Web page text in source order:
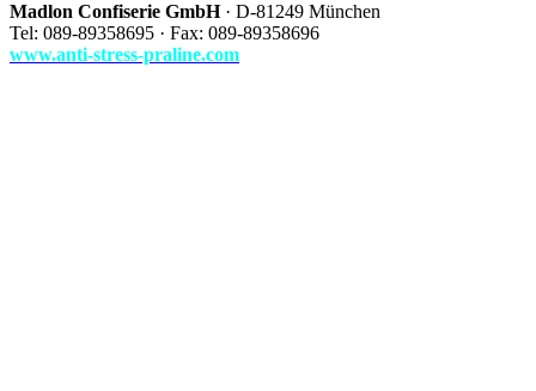
Madlon Confiserie GmbH· D-81249 München
Tel: 089-89358695 · Fax: 089-89358696
www.anti-stress-praline.com